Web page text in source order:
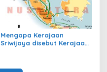
Mengapa Kerajaan
Sriwijaya disebut Kerajaan